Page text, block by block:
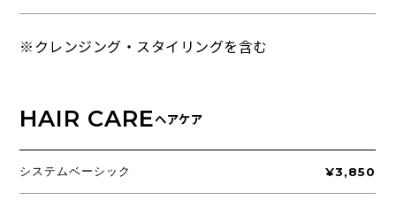
※クレンジング・スタイリングを含む
HAIR CAREヘアケア
システムベーシック ¥3,850